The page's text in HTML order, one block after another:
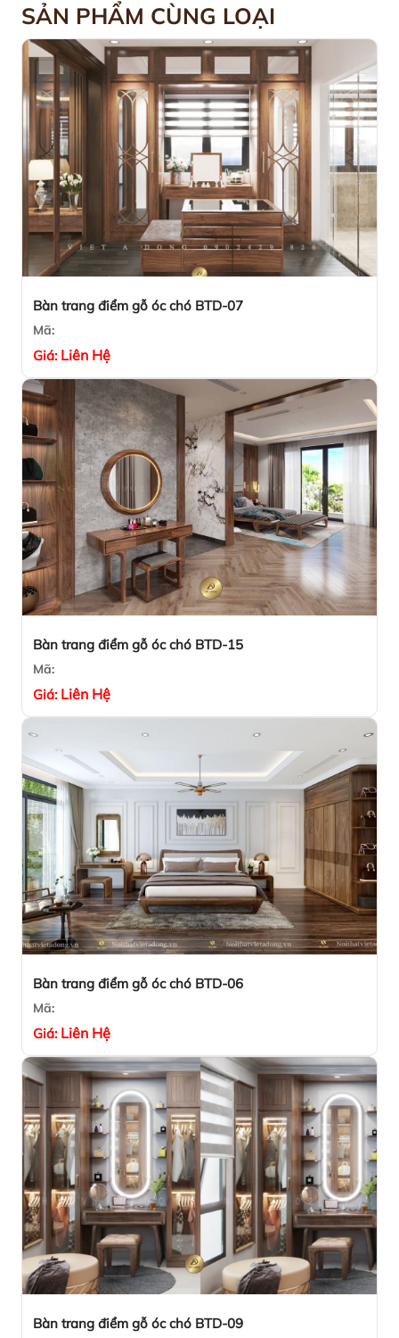
SẢN PHẨM CÙNG LOẠI
Bàn trang điểm gỗ óc chó BTD-07
Mã:
Giá: Liên Hệ
Bàn trang điểm gỗ óc chó BTD-15
Mã:
Giá: Liên Hệ
Bàn trang điểm gỗ óc chó BTD-06
Mã:
Giá: Liên Hệ
Bàn trang điểm gỗ óc chó BTD-09